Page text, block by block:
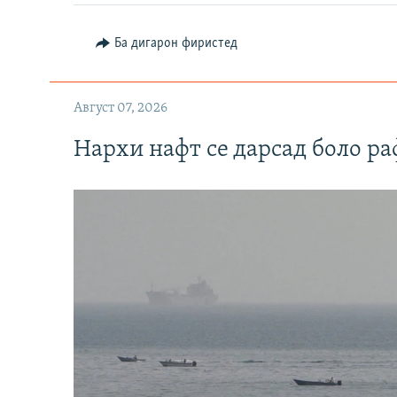
Ба дигарон фиристед
Август 07, 2026
Нархи нафт се дарсад боло